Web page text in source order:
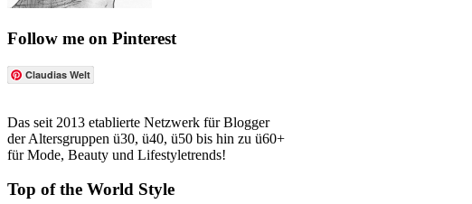
Follow me on Pinterest
Claudias Welt
Das seit 2013 etablierte Netzwerk für Blogger
der Altersgruppen ü30, ü40, ü50 bis hin zu ü60+
für Mode, Beauty und Lifestyletrends!
Top of the World Style